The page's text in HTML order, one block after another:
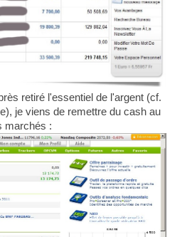
retiré l'essentiel de l'argent (cf.
je viens de remettre du cash au
marchés :